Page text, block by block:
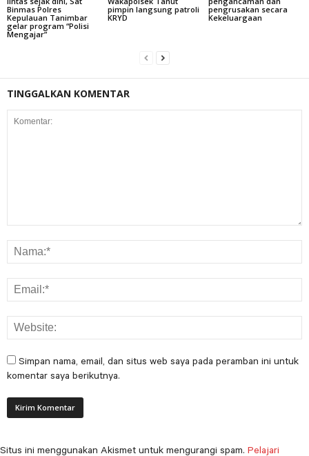
Binmas Polres
Kepulauan Tanimbar
gelar program “Polisi
Mengajar”
pimpin langsung patroli
KRYD
pengrusakan secara
Kekeluargaan
TINGGALKAN KOMENTAR
Simpan nama, email, dan situs web saya pada peramban ini untuk
komentar saya berikutnya.
Situs ini menggunakan Akismet untuk mengurangi spam. Pelajari